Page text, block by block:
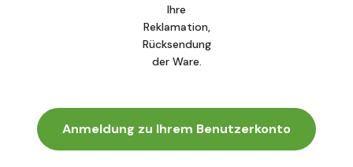
Ihre
Reklamation,
Rücksendung
der Ware.
Anmeldung zu Ihrem Benutzerkonto